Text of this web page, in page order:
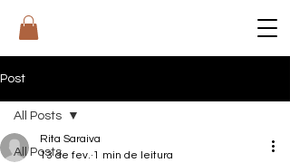
RIT
Post
All Posts
All Posts
Rita Saraiva
13 de fev. 1 min de leitura